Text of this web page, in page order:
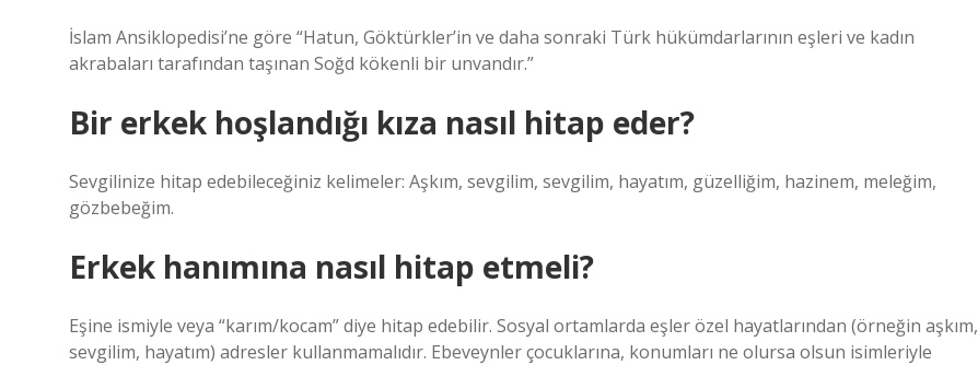
İslam Ansiklopedisi’ne göre “Hatun, Göktürkler’in ve daha sonraki Türk hükümdarlarının eşleri ve kadın
akrabaları tarafından taşınan Soğd kökenli bir unvandır.”
Bir erkek hoşlandığı kıza nasıl hitap eder?
Sevgilinize hitap edebileceğiniz kelimeler: Aşkım, sevgilim, sevgilim, hayatım, güzelliğim, hazinem, meleğim,
gözbebeğim.
Erkek hanımına nasıl hitap etmeli?
Eşine ismiyle veya “karım/kocam” diye hitap edebilir. Sosyal ortamlarda eşler özel hayatlarından (örneğin aşkım,
sevgilim, hayatım) adresler kullanmamalıdır. Ebeveynler çocuklarına, konumları ne olursa olsun isimleriyle